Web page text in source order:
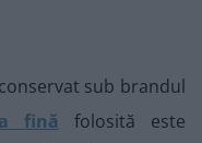
sub brandul
fină folosită este